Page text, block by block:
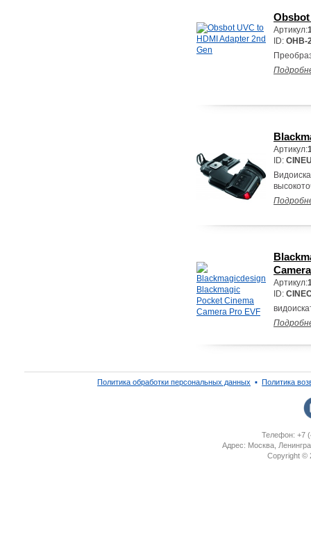
Obsbot
Артикул:
ID: OHB-
Артикул:
ID:
Артикул:
ID:
Политика обработки персональных данных ▪ Политика
Телефон: +7
Адрес: Москва,
Copyright ©